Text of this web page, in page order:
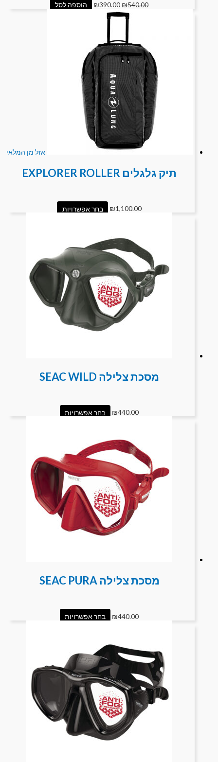
₪540.00
₪390.00 הוספה לסל
אזל מן המלאי
תיק גלגלים EXPLORER ROLLER
₪1,100.00 בחר אפשרויות
מסכת צלילה SEAC WILD
₪440.00 בחר אפשרויות
מסכת צלילה SEAC PURA
₪440.00 בחר אפשרויות